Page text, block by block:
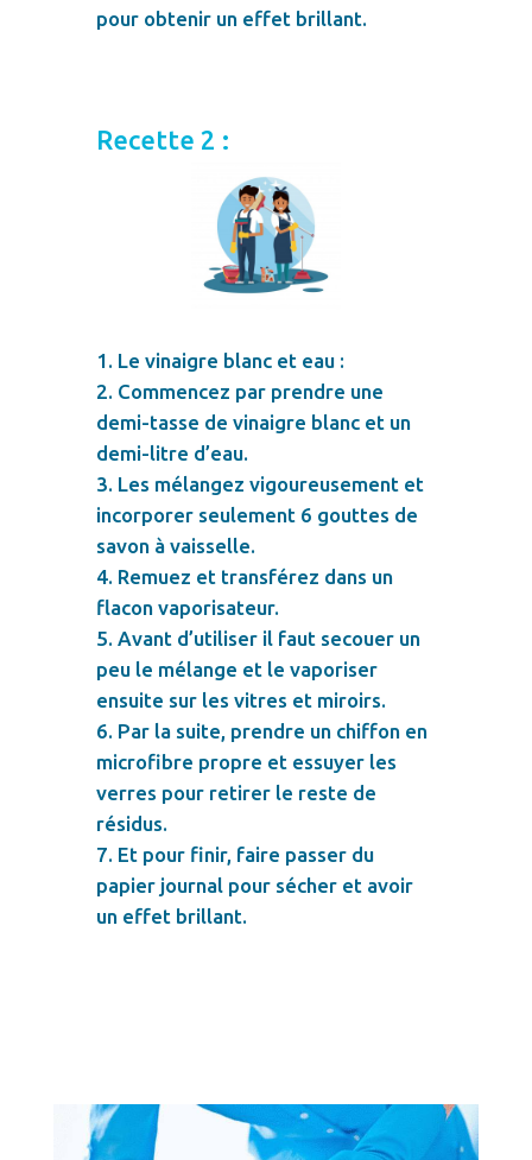
pour obtenir un effet brillant.
Recette 2 :
Le vinaigre blanc et eau :
Commencez par prendre une
demi-tasse de vinaigre blanc et un
demi-litre d’eau.
Les mélangez vigoureusement et
incorporer seulement 6 gouttes de
savon à vaisselle.
Remuez et transférez dans un
flacon vaporisateur.
Avant d’utiliser il faut secouer un
peu le mélange et le vaporiser
ensuite sur les vitres et miroirs.
Par la suite, prendre un chiffon en
microfibre propre et essuyer les
verres pour retirer le reste de
résidus.
Et pour finir, faire passer du
papier journal pour sécher et avoir
un effet brillant.